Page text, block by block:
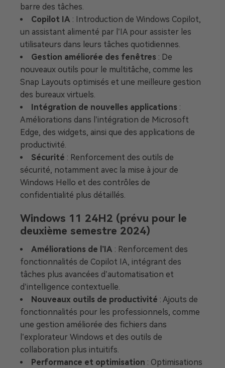
barre des tâches.
Copilot IA : Introduction de Windows Copilot,
un assistant alimenté par l’IA pour assister les
utilisateurs dans leurs tâches quotidiennes.
Gestion améliorée des fenêtres : De
nouveaux outils pour le multitâche, comme les
Snap Layouts optimisés et une meilleure gestion
des bureaux virtuels.
Intégration de nouvelles applications :
Améliorations dans l’intégration de Microsoft
Edge, des widgets, ainsi que des applications de
productivité.
Sécurité : Renforcement des outils de
sécurité, notamment avec la mise à jour de
Windows Hello et des contrôles de
confidentialité plus détaillés.
Windows 11 24H2 (prévu pour le
deuxième semestre 2024)
Améliorations de l’IA : Renforcement des
fonctionnalités de Copilot IA, intégrant des
tâches plus avancées d’automatisation et
d’intelligence contextuelle.
Nouveaux outils de productivité : Ajouts de
fonctionnalités pour les professionnels, comme
une gestion améliorée des fichiers dans
l’explorateur Windows et des outils de
collaboration plus intuitifs.
Performance et optimisation : Optimisations